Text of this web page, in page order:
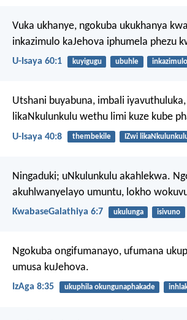
Vuka ukhanye, ngokuba ukukhanya
inkazimulo kaJehova iphumela phezu
U-Isaya 60:1 kuyigugu ubuhle inkazimulo
Utshani buyabuna, imbali iyavuthuluka,
likaNkulunkulu wethu limi kuze kube
U-Isaya 40:8 thembekile IZwi
Ningaduki; uNkulunkulu akahlekwa.
akuhlwanyelayo umuntu, lokho
KwabaseGalathiya 6:7 ukulunga isivuno
Ngokuba ongifumanayo, ufumana
umusa kuJehova.
IzAga 8:35 ukuphila okungunaphakade